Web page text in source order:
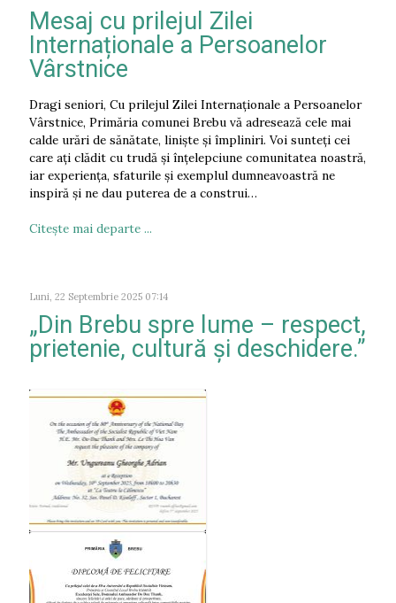
Mesaj cu prilejul Zilei
Internaționale a Persoanelor
Vârstnice
Dragi seniori, Cu prilejul Zilei Internaționale a Persoanelor
Vârstnice, Primăria comunei Brebu vă adresează cele mai
calde urări de sănătate, liniște și împliniri. Voi sunteți cei
care ați clădit cu trudă și înțelepciune comunitatea noastră,
iar experiența, sfaturile și exemplul dumneavoastră ne
inspiră și ne dau puterea de a construi…
Citeşte mai departe ...
Luni, 22 Septembrie 2025 07:14
„Din Brebu spre lume – respect,
prietenie, cultură și deschidere.”